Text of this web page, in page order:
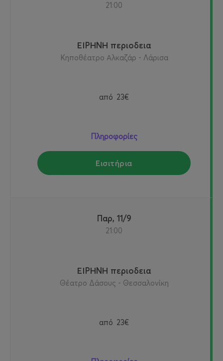
21:00
ΕΙΡΗΝΗ περιοδεια
Κηποθέατρο Αλκαζάρ - Λάρισα
από 23€
Πληροφορίες
Εισιτήρια
Παρ, 11/9
21:00
ΕΙΡΗΝΗ περιοδεια
Θέατρο Δάσους - Θεσσαλονίκη
από 23€